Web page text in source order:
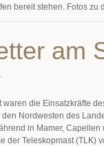
bereit stehen. Fotos
am
waren die Einsatzkräfte
Nordwesten des
in Mamer,
der Teleskopmast (TLK)